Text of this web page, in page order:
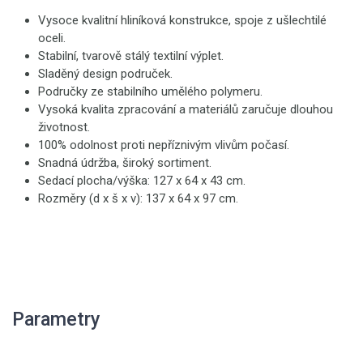
Vysoce kvalitní hliníková konstrukce, spoje z ušlechtilé
oceli.
Stabilní, tvarově stálý textilní výplet.
Sladěný design područek.
Područky ze stabilního umělého polymeru.
Vysoká kvalita zpracování a materiálů zaručuje dlouhou
životnost.
100% odolnost proti nepříznivým vlivům počasí.
Snadná údržba, široký sortiment.
Sedací plocha/výška: 127 x 64 x 43 cm.
Rozměry (d x š x v): 137 x 64 x 97 cm.
Parametry